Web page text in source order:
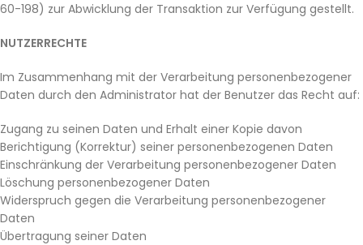
60-198) zur Abwicklung der Transaktion zur Verfügung gestellt.
NUTZERRECHTE
Im Zusammenhang mit der Verarbeitung personenbezogener
Daten durch den Administrator hat der Benutzer das Recht auf:
Zugang zu seinen Daten und Erhalt einer Kopie davon
Berichtigung (Korrektur) seiner personenbezogenen Daten
Einschränkung der Verarbeitung personenbezogener Daten
Löschung personenbezogener Daten
Widerspruch gegen die Verarbeitung personenbezogener
Daten
Übertragung seiner Daten